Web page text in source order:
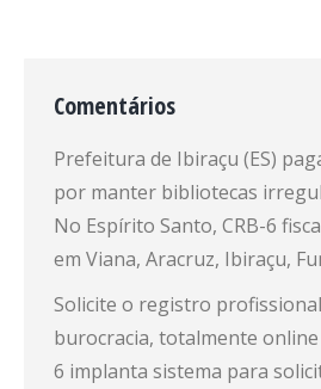
Comentários
Prefeitura de Ibiraçu (ES)
por manter bibliotecas
No Espírito Santo, CRB-6
em Viana, Aracruz, Ibiraçu,
Solicite o registro
burocracia, totalmente online
6 implanta sistema para